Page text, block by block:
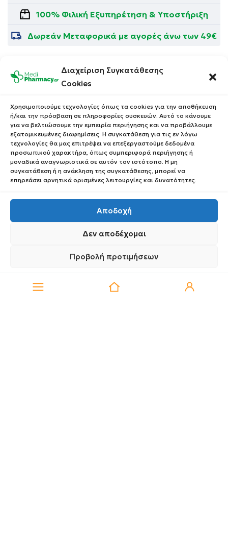
Διαχείριση Συγκατάθεσης
Cookies
Χρησιμοποιούμε τεχνολογίες όπως τα cookies για την αποθήκευση
ή/και την πρόσβαση σε πληροφορίες συσκευών. Αυτό το κάνουμε
για να βελτιώσουμε την εμπειρία περιήγησης και να προβάλλουμε
εξατομικευμένες διαφημίσεις. Η συγκατάθεση για τις εν λόγω
τεχνολογίες θα μας επιτρέψει να επεξεργαστούμε δεδομένα
προσωπικού χαρακτήρα, όπως συμπεριφορά περιήγησης ή
μοναδικά αναγνωριστικά σε αυτόν τον ιστότοπο. Η μη
συγκατάθεση ή η ανάκληση της συγκατάθεσης, μπορεί να
επηρεάσει αρνητικά ορισμένες λειτουργίες και δυνατότητες.
Αποδοχή
Δεν αποδέχομαι
Προβολή προτιμήσεων
100% Φιλική Εξυπηρέτηση & Υποστήριξη
Δωρεάν Μεταφορικά με αγορές άνω των 49€
Αιγαίου 98 ΚαλαμαριάΘεσσαλονίκη, 55 133
Βρείτε μας στο χάρτη
Δευτέρα 8:00 – 21:00
Πέμπτη 8:00 – 21:00
Σάββατο 9:00 – 15:30